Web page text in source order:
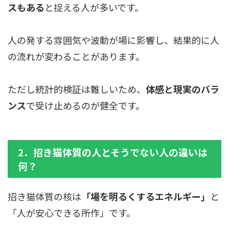
スもあると捉える人が多いです。
人の発する雰囲気や波動が場に影響し、結果的に人
の流れが変わることがあります。
ただし統計的検証は難しいため、 体感と現実のバラ
ンスで受け止めるのが健全です。
2．招き猫体質の人とそうでない人の違いは
何？
招き猫体質の核は 「場を明るくするエネルギー」 と
「人が安心できる所作」です。